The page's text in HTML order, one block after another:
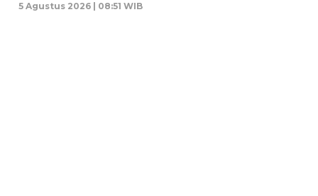
5 Agustus 2026 | 08:51 WIB